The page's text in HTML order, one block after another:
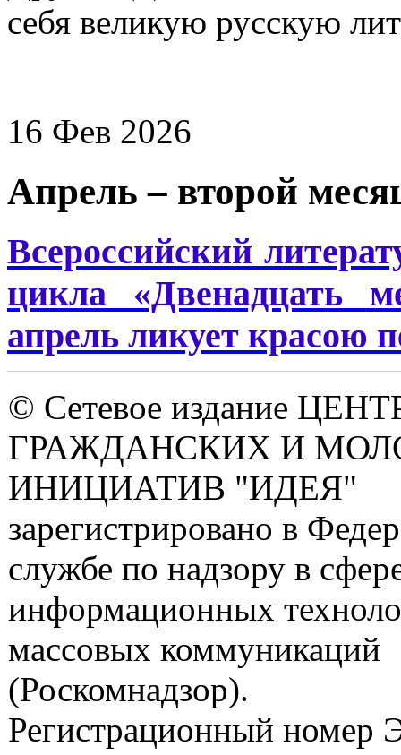
себя великую русскую
16 Фев 2026
Апрель – второй
Всероссийский
цикла «Двенадцать
апрель ликует красою
© Сетевое издание
ГРАЖДАНСКИХ И
ИНИЦИАТИВ "ИДЕЯ"
зарегистрировано в
службе по надзору в
информационных
массовых коммуникаций
(Роскомнадзор).
Регистрационный